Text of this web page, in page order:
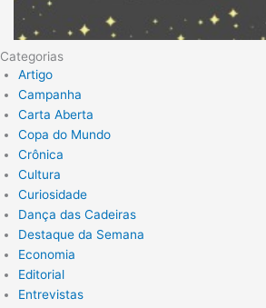
Categorias
Artigo
Campanha
Carta Aberta
Copa do Mundo
Crônica
Cultura
Curiosidade
Dança das Cadeiras
Destaque da Semana
Economia
Editorial
Entrevistas